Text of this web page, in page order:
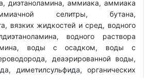
диэтаноламина, аммиака, аммиака
селитры, бутана,
вязких жидкостей и сред, водного
водного раствора
воды с осадком, воды с
деаэрированной воды,
диметилсульфида, органических